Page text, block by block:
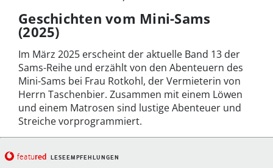
Geschichten vom Mini-Sams
(2025)
Im März 2025 erscheint der aktuelle Band 13 der
Sams-Reihe und erzählt von den Abenteuern des
Mini-Sams bei Frau Rotkohl, der Vermieterin von
Herrn Taschenbier. Zusammen mit einem Löwen
und einem Matrosen sind lustige Abenteuer und
Streiche vorprogrammiert.
featured LESEEMPFEHLUNGEN